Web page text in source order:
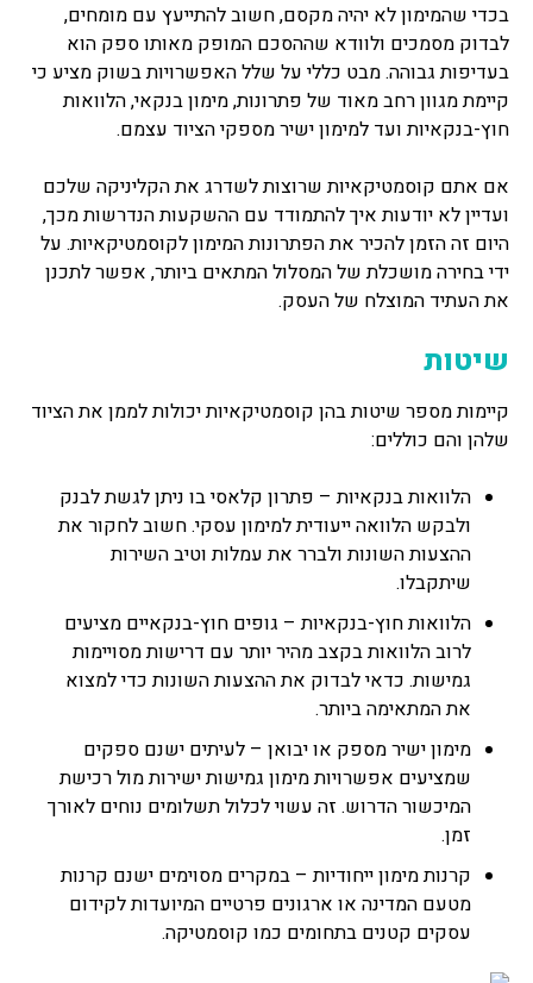
בכדי שהמימון לא יהיה מקסם, חשוב להתייעץ עם מומחים,
לבדוק מסמכים ולוודא שההסכם המופק מאותו ספק הוא
בעדיפות גבוהה. מבט כללי על שלל האפשרויות בשוק מציע כי
קיימת מגוון רחב מאוד של פתרונות, מימון בנקאי, הלוואות
חוץ-בנקאיות ועד למימון ישיר מספקי הציוד עצמם.
אם אתם קוסמטיקאיות שרוצות לשדרג את הקליניקה שלכם
ועדיין לא יודעות איך להתמודד עם ההשקעות הנדרשות מכך,
היום זה הזמן להכיר את הפתרונות המימון לקוסמטיקאיות. על
ידי בחירה מושכלת של המסלול המתאים ביותר, אפשר לתכנן
את העתיד המוצלח של העסק.
שיטות
קיימות מספר שיטות בהן קוסמטיקאיות יכולות לממן את הציוד
שלהן והם כוללים:
הלוואות בנקאיות – פתרון קלאסי בו ניתן לגשת לבנק
ולבקש הלוואה ייעודית למימון עסקי. חשוב לחקור את
ההצעות השונות ולברר את עמלות וטיב השירות
שיתקבלו.
הלוואות חוץ-בנקאיות – גופים חוץ-בנקאיים מציעים
לרוב הלוואות בקצב מהיר יותר עם דרישות מסויימות
גמישות. כדאי לבדוק את ההצעות השונות כדי למצוא
את המתאימה ביותר.
מימון ישיר מספק או יבואן – לעיתים ישנם ספקים
שמציעים אפשרויות מימון גמישות ישירות מול רכישת
המיכשור הדרוש. זה עשוי לכלול תשלומים נוחים לאורך
זמן.
קרנות מימון ייחודיות – במקרים מסוימים ישנם קרנות
מטעם המדינה או ארגונים פרטיים המיועדות לקידום
עסקים קטנים בתחומים כמו קוסמטיקה.